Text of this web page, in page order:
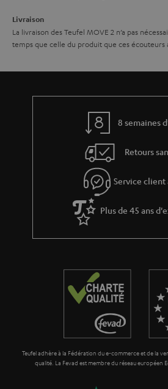
Livraison
La livraison des Teufel MOVE 2 n’a pas
temps que celle du produit que ces écouteurs
8 semaines
Retours
Service client
Plus de 45 ans
Teufel adhère à la Fédération du e-commerce et de la
qualité. La Fevad est membre du réseau européen